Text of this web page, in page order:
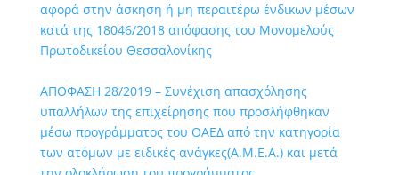
αφορά στην άσκηση ή μη περαιτέρω ένδικων μέσων
κατά της 18046/2018 απόφασης του Μονομελούς
Πρωτοδικείου Θεσσαλονίκης
ΑΠΟΦΑΣΗ 28/2019 – Συνέχιση απασχόλησης
υπαλλήλων της επιχείρησης που προσλήφθηκαν
μέσω προγράμματος του ΟΑΕΔ από την κατηγορία
των ατόμων με ειδικές ανάγκες(Α.Μ.Ε.Α.) και μετά